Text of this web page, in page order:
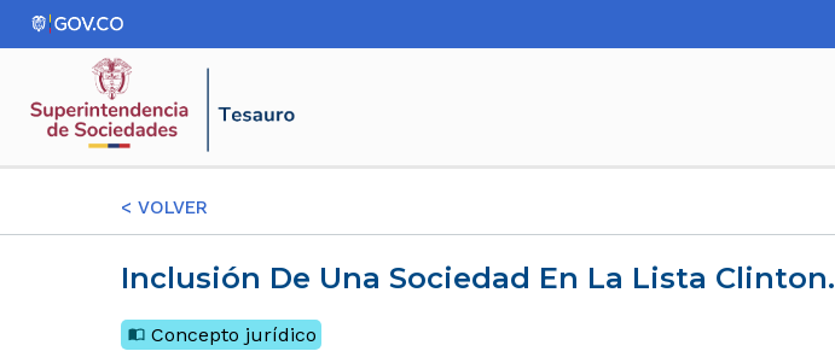
< VOLVER
Inclusión De Una Sociedad En La Lista Clinton.
Concepto jurídico